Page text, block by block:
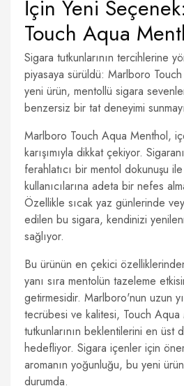
İçin Yeni
Touch Aqua
Sigara tutkunlarının tercihlerine
piyasaya sürüldü: Marlboro
yeni ürün, mentollü sigara
benzersiz bir tat deneyimi
Marlboro Touch Aqua Menthol,
karışımıyla dikkat çekiyor.
ferahlatıcı bir mentol dokunuşu ile
kullanıcılarına adeta bir nefes
Özellikle sıcak yaz günlerinde
edilen bu sigara, kendinizi
sağlıyor.
Bu ürünün en çekici
yanı sıra mentolün tazeleme
getirmesidir. Marlboro'nun uzun
tecrübesi ve kalitesi, Touch
tutkunlarının beklentilerini en üst
hedefliyor. Sigara içenler için
aromanın yoğunluğu, bu yeni
durumda.